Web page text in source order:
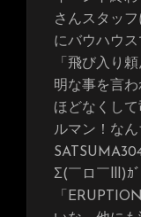
さんスタッ
にバウハウス
「飛び入り
明な事を言わ
ほどなくし
ルマン！なん
Σ(￣ロ￣lll)ｶ
「